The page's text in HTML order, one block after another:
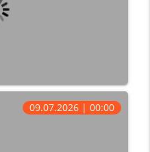
09.07.2026 | 00:00